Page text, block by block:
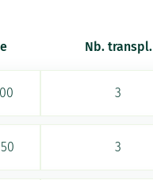
Nb. transpl.
3
3